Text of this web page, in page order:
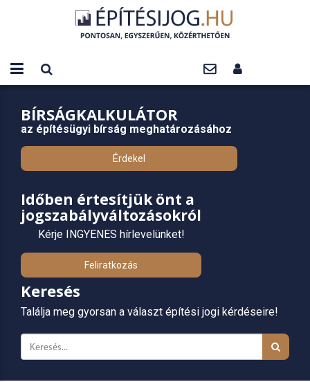
BÍRSÁGKALKULÁTOR
az építésügyi bírság meghatározásához
Érdekel
Időben értesítjük önt a
jogszabályváltozásokról
Kérje INGYENES hírlevelünket!
Feliratkozás
Keresés
Találja meg gyorsan a választ építési jogi kérdéseire!